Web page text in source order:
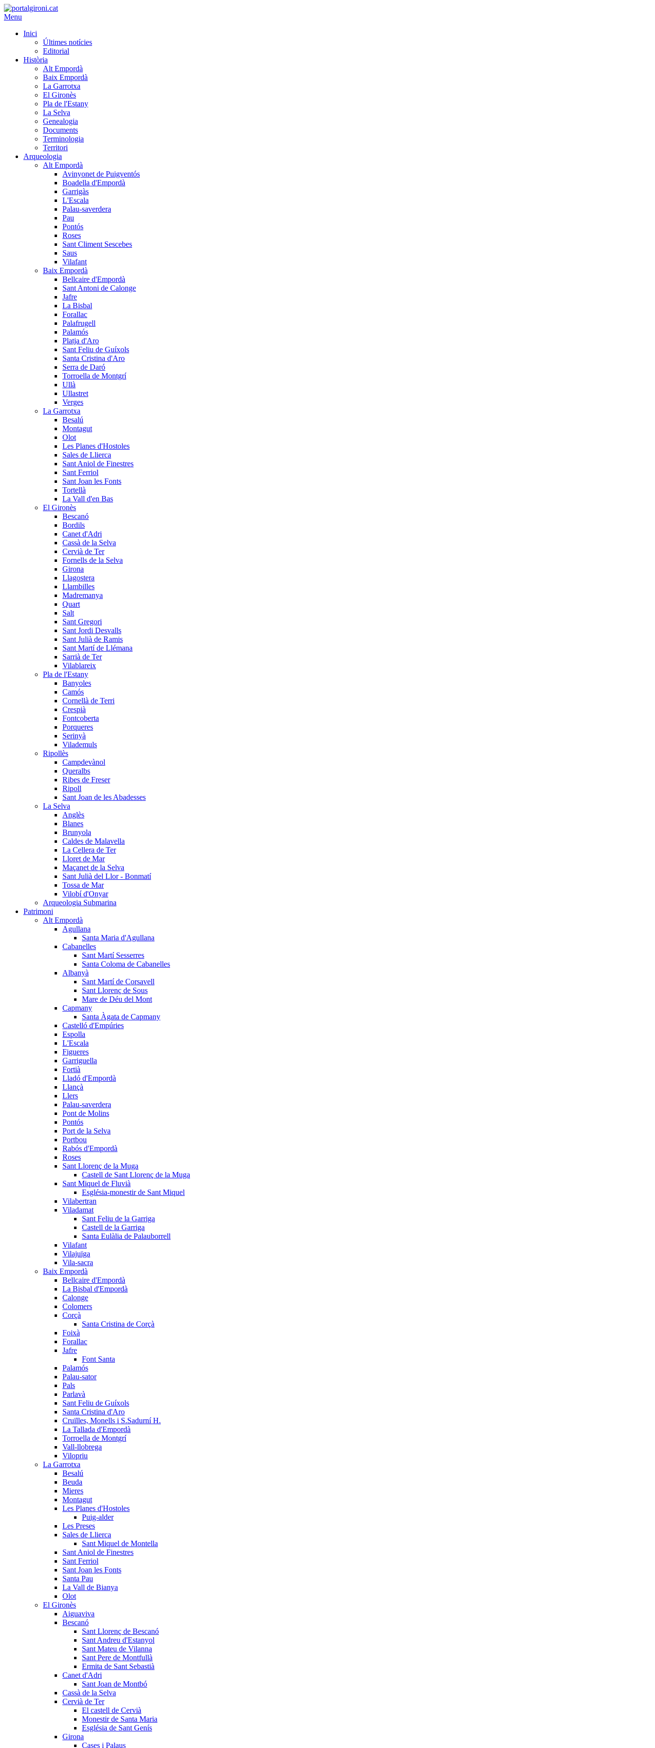
Menu
Inici
Últimes notícies
Editorial
Història
Alt Empordà
Baix Empordà
La Garrotxa
El Gironès
Pla de l'Estany
La Selva
Genealogia
Documents
Terminologia
Territori
Arqueologia
Alt Empordà
Avinyonet de Puigventós
Boadella d'Empordà
Garrigàs
L'Escala
Palau-saverdera
Pau
Pontós
Roses
Sant Climent Sescebes
Saus
Vilafant
Baix Empordà
Bellcaire d'Empordà
Sant Antoni de Calonge
Jafre
La Bisbal
Forallac
Palafrugell
Palamós
Platja d'Aro
Sant Feliu de Guíxols
Santa Cristina d'Aro
Serra de Daró
Torroella de Montgrí
Ullà
Ullastret
Verges
La Garrotxa
Besalú
Montagut
Olot
Les Planes d'Hostoles
Sales de Llierca
Sant Aniol de Finestres
Sant Ferriol
Sant Joan les Fonts
Tortellà
La Vall d'en Bas
El Gironès
Bescanó
Bordils
Canet d'Adri
Cassà de la Selva
Cervià de Ter
Fornells de la Selva
Girona
Llagostera
Llambilles
Madremanya
Quart
Salt
Sant Gregori
Sant Jordi Desvalls
Sant Julià de Ramis
Sant Martí de Llémana
Sarrià de Ter
Vilablareix
Pla de l'Estany
Banyoles
Camós
Cornellà de Terri
Crespià
Fontcoberta
Porqueres
Serinyà
Vilademuls
Ripollès
Campdevànol
Queralbs
Ribes de Freser
Ripoll
Sant Joan de les Abadesses
La Selva
Anglès
Blanes
Brunyola
Caldes de Malavella
La Cellera de Ter
Lloret de Mar
Maçanet de la Selva
Sant Julià del Llor - Bonmatí
Tossa de Mar
Vilobí d'Onyar
Arqueologia Submarina
Patrimoni
Alt Empordà
Agullana
Santa Maria d'Agullana
Cabanelles
Sant Martí Sesserres
Santa Coloma de Cabanelles
Albanyà
Sant Martí de Corsavell
Sant Llorenç de Sous
Mare de Déu del Mont
Capmany
Santa Àgata de Capmany
Castelló d'Empúries
Espolla
L'Escala
Figueres
Garriguella
Fortià
Lladó d'Empordà
Llançà
Llers
Palau-saverdera
Pont de Molins
Pontós
Port de la Selva
Portbou
Rabós d'Empordà
Roses
Sant Llorenç de la Muga
Castell de Sant Llorenç de la Muga
Sant Miquel de Fluvià
Església-monestir de Sant Miquel
Vilabertran
Viladamat
Sant Feliu de la Garriga
Castell de la Garriga
Santa Eulàlia de Palauborrell
Vilafant
Vilajuïga
Vila-sacra
Baix Empordà
Bellcaire d'Empordà
La Bisbal d'Empordà
Calonge
Colomers
Corçà
Santa Cristina de Corçà
Foixà
Forallac
Jafre
Font Santa
Palamós
Palau-sator
Pals
Parlavà
Sant Feliu de Guíxols
Santa Cristina d'Aro
Cruïlles, Monells i S.Sadurní H.
La Tallada d'Empordà
Torroella de Montgrí
Vall-llobrega
Vilopriu
La Garrotxa
Besalú
Beuda
Mieres
Montagut
Les Planes d'Hostoles
Puig-alder
Les Preses
Sales de Llierca
Sant Miquel de Montella
Sant Aniol de Finestres
Sant Ferriol
Sant Joan les Fonts
Santa Pau
La Vall de Bianya
Olot
El Gironès
Aiguaviva
Bescanó
Sant Llorenç de Bescanó
Sant Andreu d'Estanyol
Sant Mateu de Vilanna
Sant Pere de Montfullà
Ermita de Sant Sebastià
Canet d'Adri
Sant Joan de Montbó
Cassà de la Selva
Cervià de Ter
El castell de Cervià
Monestir de Santa Maria
Església de Sant Genís
Girona
Cases i Palaus